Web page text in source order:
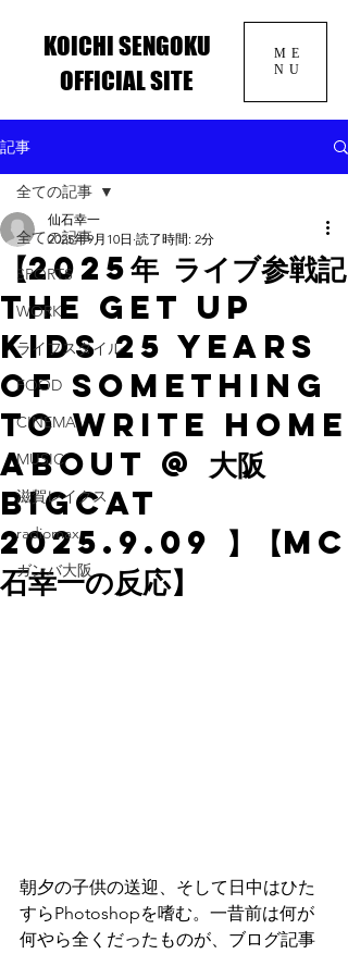
ME
NU
KOICHI SENGOKU
OFFICIAL SITE
記事
全ての記事
SPORTS
WORK
ライフスタイル
FOOD
CINEMA
MUSIC
滋賀レイクス
radiomax
ガンバ大阪
全ての記事
【2025年 ライブ参戦記
The GET UP
KIDS 25 years
of Something
To Write Home
About @ 大阪
BIGCAT
2025.9.09 】【MC
石幸一の反応】
仙石幸一
2025年9月10日 読了時間: 2分
朝夕の子供の送迎、そして日中はひた
すらPhotoshopを嗜む。一昔前は何が
何やら全くだったものが、ブログ記事